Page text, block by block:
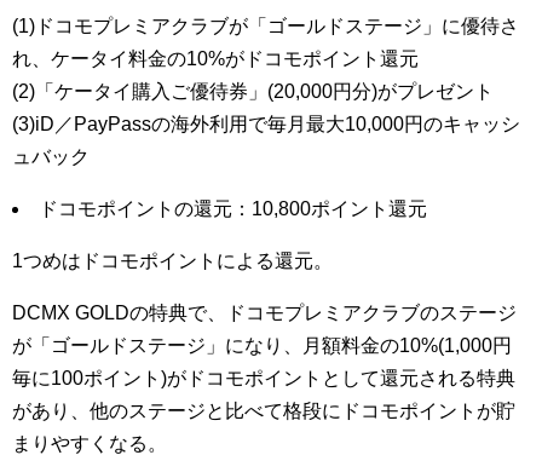
(1)ドコモプレミアクラブが「ゴールドステージ」に優待さ
れ、ケータイ料金の10%がドコモポイント還元
(2)「ケータイ購入ご優待券」(20,000円分)がプレゼント
(3)iD／PayPassの海外利用で毎月最大10,000円のキャッシ
ュバック
ドコモポイントの還元：10,800ポイント還元
1つめはドコモポイントによる還元。
DCMX GOLDの特典で、ドコモプレミアクラブのステージ
が「ゴールドステージ」になり、月額料金の10%(1,000円
毎に100ポイント)がドコモポイントとして還元される特典
があり、他のステージと比べて格段にドコモポイントが貯
まりやすくなる。